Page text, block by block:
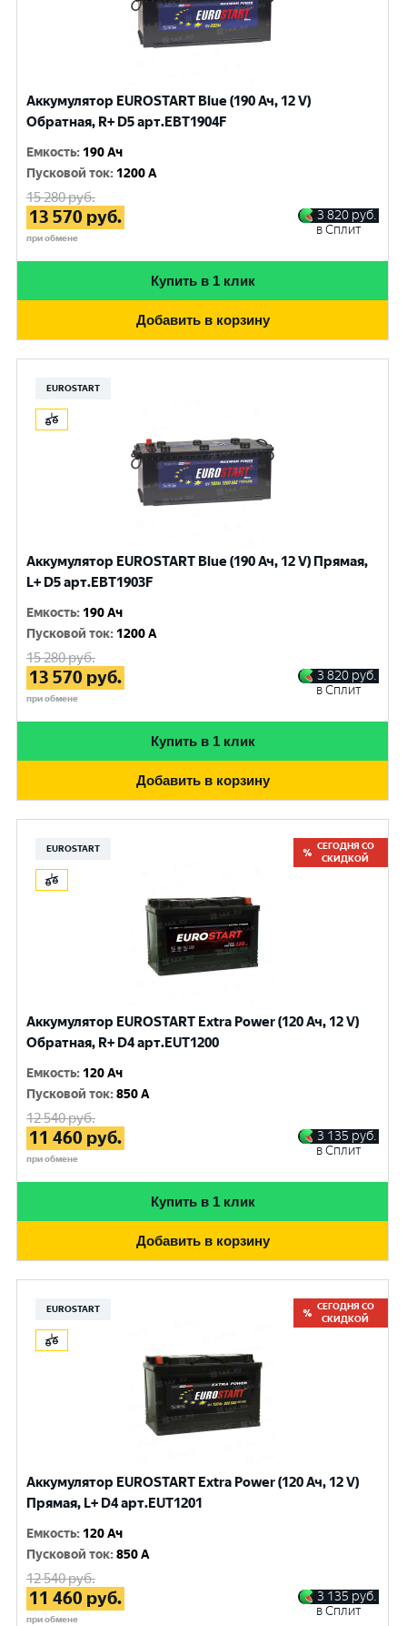
Аккумулятор EUROSTART Blue (190 Ач, 12 V)
Обратная, R+ D5 арт.EBT1904F
Емкость: 190 Ач
Пусковой ток: 1200 A
15 280руб.
13 570 руб.
при обмене
3 820 руб.
в Сплит
Купить в 1 клик
Добавить в корзину
EUROSTART
Аккумулятор EUROSTART Blue (190 Ач, 12 V) Прямая,
L+ D5 арт.EBT1903F
Емкость: 190 Ач
Пусковой ток: 1200 A
15 280руб.
13 570 руб.
при обмене
3 820 руб.
в Сплит
Купить в 1 клик
Добавить в корзину
EUROSTART
СЕГОДНЯ СО
СКИДКОЙ
Аккумулятор EUROSTART Extra Power (120 Ач, 12 V)
Обратная, R+ D4 арт.EUT1200
Емкость: 120 Ач
Пусковой ток:850 A
12 540руб.
11 460 руб.
при обмене
3 135 руб.
в Сплит
Купить в 1 клик
Добавить в корзину
EUROSTART
СЕГОДНЯ СО
СКИДКОЙ
Аккумулятор EUROSTART Extra Power (120 Ач, 12 V)
Прямая, L+ D4 арт.EUT1201
Емкость: 120 Ач
Пусковой ток:850 A
12 540руб.
11 460 руб.
при обмене
3 135 руб.
в Сплит